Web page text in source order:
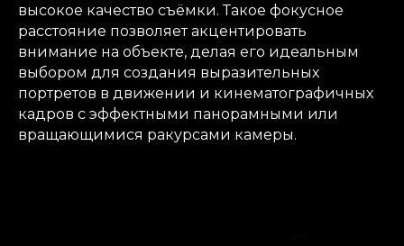
высокое качество съёмки. Такое фокусное
расстояние позволяет акцентировать
внимание на объекте, делая его идеальным
выбором для создания выразительных
портретов в движении и кинематографичных
кадров с эффектными панорамными или
вращающимися ракурсами камеры.